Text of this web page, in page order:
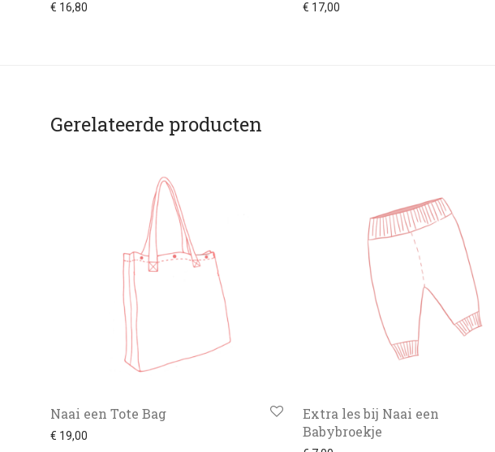
€ 16,80 € 17,00
Gerelateerde producten
Naai een Tote Bag
€ 19,00
Extra les bij Naai een
Babybroekje